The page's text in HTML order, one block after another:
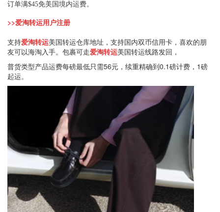
订单满$45免美国境内运费。
>>爱淘转运用户注册
支持爱淘转运美国转运仓库地址，支持国内双币信用卡，喜欢的朋
友可以海淘入手。包裹可走爱淘转运美国转运线路发回，
普货类型产品运费每磅最低只需56元，续重精确到0.1磅计费，1磅
起运。